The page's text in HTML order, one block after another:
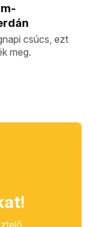
csúcs, ezt
meg.